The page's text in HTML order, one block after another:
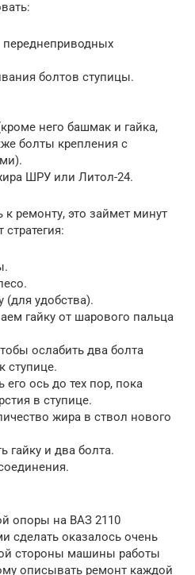
болтов ступицы.
него башмак и гайка,
болты крепления с
ШРУ или Литол-24.
ремонту, это займет минут
(для удобства).
гайку от шарового пальца
ослабить два болта
ступице.
его ось до тех пор, пока
в ступице.
жира в ствол нового
гайку и два болта.
опоры на ВАЗ 2110
сделать оказалось очень
стороны машины работы
описывать ремонт каждой